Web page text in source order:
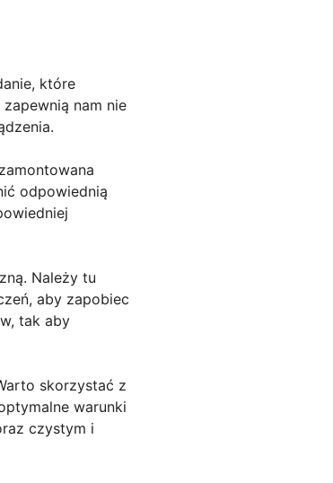
które
nam nie
odpowiednią
Należy tu
aby zapobiec
tak aby
skorzystać z
warunki
czystym i